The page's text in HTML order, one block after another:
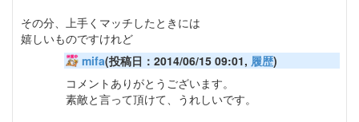
その分、上手くマッチしたときには
嬉しいものですけれど
mifa(投稿日：2014/06/15 09:01, 履歴)
コメントありがとうございます。
素敵と言って頂けて、うれしいです。